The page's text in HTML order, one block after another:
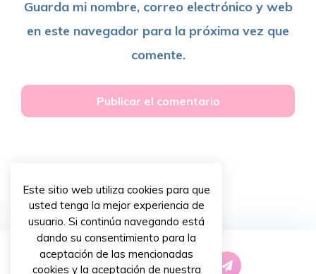
Guarda mi nombre, correo electrónico y web
en este navegador para la próxima vez que
comente.
Este sitio web utiliza cookies para que
usted tenga la mejor experiencia de
usuario. Si continúa navegando está
dando su consentimiento para la
aceptación de las mencionadas
cookies y la aceptación de nuestra